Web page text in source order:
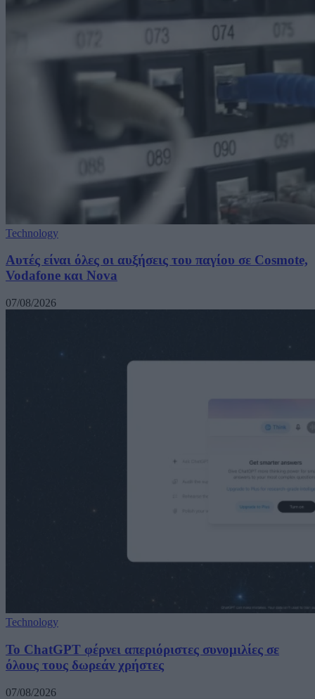
Technology
Αυτές είναι όλες οι αυξήσεις του παγίου σε Cosmote,
Vodafone και Nova
07/08/2026
Technology
Το ChatGPT φέρνει απεριόριστες συνομιλίες σε
όλους τους δωρεάν χρήστες
07/08/2026